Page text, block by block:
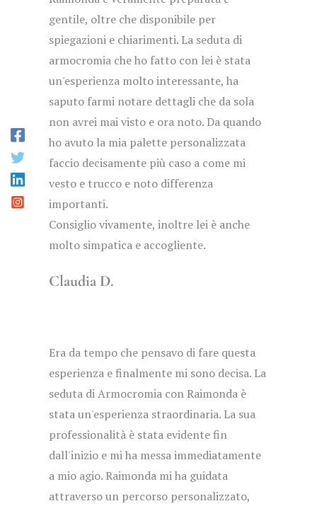
gentile, oltre che disponibile per
spiegazioni e chiarimenti. La seduta di
armocromia che ho fatto con lei è stata
un'esperienza molto interessante, ha
saputo farmi notare dettagli che da sola
non avrei mai visto e ora noto. Da quando
ho avuto la mia palette personalizzata
faccio decisamente più caso a come mi
vesto e trucco e noto differenza
importanti.
Consiglio vivamente, inoltre lei è anche
molto simpatica e accogliente.
Claudia D.
Era da tempo che pensavo di fare questa
esperienza e finalmente mi sono decisa. La
seduta di Armocromia con Raimonda è
stata un'esperienza straordinaria. La sua
professionalità è stata evidente fin
dall'inizio e mi ha messa immediatamente
a mio agio. Raimonda mi ha guidata
attraverso un percorso personalizzato,